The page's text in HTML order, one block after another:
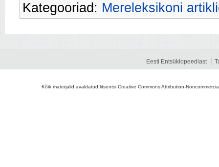
Kategooriad: Mereleksikoni
Eesti Entsüklopeediast
Kõik materjalid avaldatud litsentsi Creative Commons Attribution-